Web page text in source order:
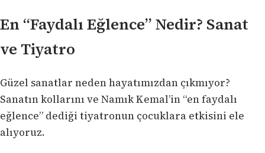
En “Faydalı Eğlence” Nedir? Sanat
ve Tiyatro
Güzel sanatlar neden hayatımızdan çıkmıyor?
Sanatın kollarını ve Namık Kemal’in “en faydalı
eğlence” dediği tiyatronun çocuklara etkisini ele
alıyoruz.